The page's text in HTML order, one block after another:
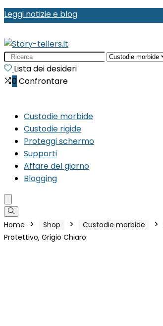
Leggi notizie e blog
Search
for:Lista dei desideri
0 Confrontare
Custodie morbide
Custodie rigide
Proteggi schermo
Supporti
Affare del giorno
Blogging
Home Shop Custodie morbide
Protettivo, Grigio Chiaro